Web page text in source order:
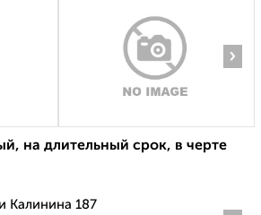
›
на длительный срок, в черте
Калинина 187